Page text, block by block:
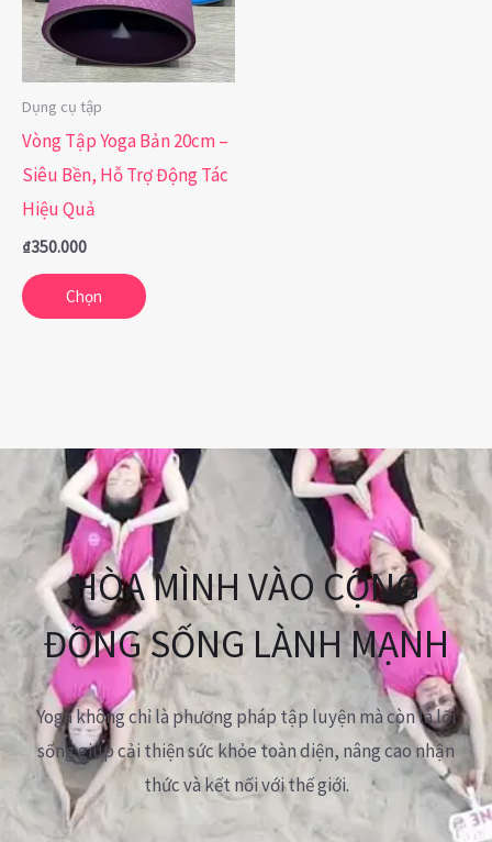
Dụng cụ tập
Vòng Tập Yoga Bản 20cm –
Siêu Bền, Hỗ Trợ Động Tác
Hiệu Quả
₫350.000
Chọn
nhiều
biến
thể.
tùy
chọn
được
phẩm
HÒA MÌNH VÀO CỘNG
ĐỒNG SỐNG LÀNH MẠNH
Yoga không chỉ là phương pháp tập luyện mà còn là lối
sống giúp cải thiện sức khỏe toàn diện, nâng cao nhận
thức và kết nối với thế giới.